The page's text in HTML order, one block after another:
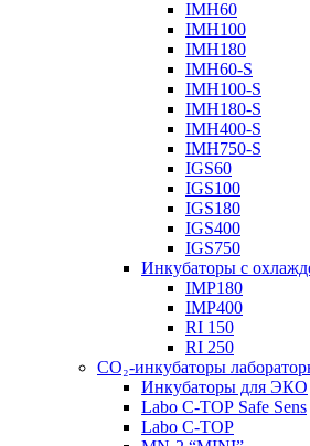
IMH60
IMH100
IMH180
IMH60-S
IMH100-S
IMH180-S
IMH400-S
IMH750-S
IGS60
IGS100
IGS180
IGS400
IGS750
Инкубаторы с
IMP180
IMP400
RI 150
RI 250
CO₂-инкубаторы
Инкубаторы для ЭКО
Labo С-ТОР Safe Sens
Labo С-ТОР